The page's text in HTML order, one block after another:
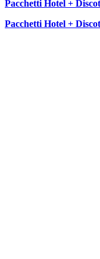
Pacchetti Hotel +
Pacchetti Hotel +